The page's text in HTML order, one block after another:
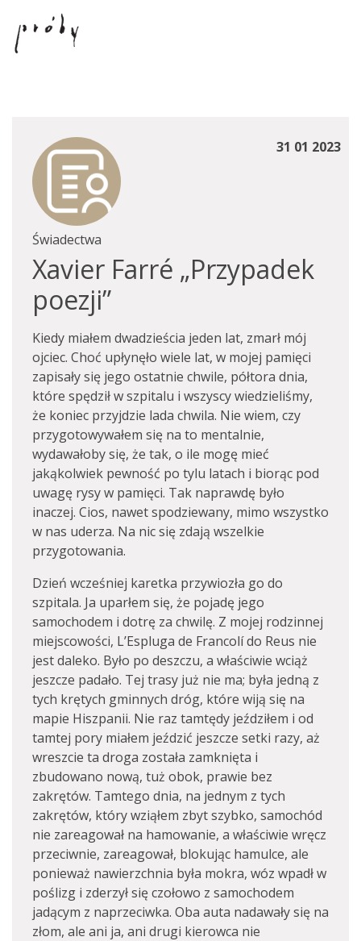
31 01 2023
Świadectwa
Xavier Farré „Przypadek
poezji”
Kiedy miałem dwadzieścia jeden lat, zmarł mój
ojciec. Choć upłynęło wiele lat, w mojej pamięci
zapisały się jego ostatnie chwile, półtora dnia,
które spędził w szpitalu i wszyscy wiedzieliśmy,
że koniec przyjdzie lada chwila. Nie wiem, czy
przygotowywałem się na to mentalnie,
wydawałoby się, że tak, o ile mogę mieć
jakąkolwiek pewność po tylu latach i biorąc pod
uwagę rysy w pamięci. Tak naprawdę było
inaczej. Cios, nawet spodziewany, mimo wszystko
w nas uderza. Na nic się zdają wszelkie
przygotowania.
Dzień wcześniej karetka przywiozła go do
szpitala. Ja uparłem się, że pojadę jego
samochodem i dotrę za chwilę. Z mojej rodzinnej
miejscowości, L’Espluga de Francolí do Reus nie
jest daleko. Było po deszczu, a właściwie wciąż
jeszcze padało. Tej trasy już nie ma; była jedną z
tych krętych gminnych dróg, które wiją się na
mapie Hiszpanii. Nie raz tamtędy jeździłem i od
tamtej pory miałem jeździć jeszcze setki razy, aż
wreszcie ta droga została zamknięta i
zbudowano nową, tuż obok, prawie bez
zakrętów. Tamtego dnia, na jednym z tych
zakrętów, który wziąłem zbyt szybko, samochód
nie zareagował na hamowanie, a właściwie wręcz
przeciwnie, zareagował, blokując hamulce, ale
ponieważ nawierzchnia była mokra, wóz wpadł w
poślizg i zderzył się czołowo z samochodem
jadącym z naprzeciwka. Oba auta nadawały się na
złom, ale ani ja, ani drugi kierowca nie